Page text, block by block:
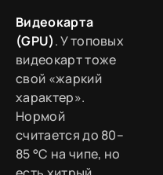
Видеокарта
(GPU). У топовых
видеокарт тоже
свой «жаркий
характер».
Нормой
считается до 80–
85 °C на чипе, но